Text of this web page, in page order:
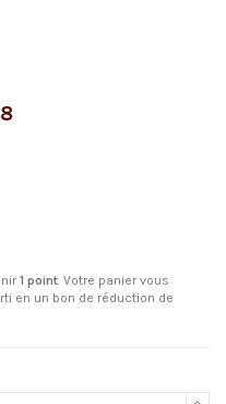
1 point . Votre panier vous
en un bon de réduction de